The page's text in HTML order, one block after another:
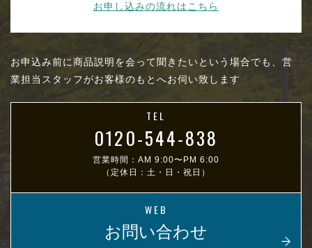
お申し込みの流れはこちら
お申込み前に商品説明を会って聞きたいという場合でも、営
業担当スタッフがお客様のもとへお伺い致します
TEL
0120-544-838
営業時間：AM 9:00〜PM 6:00
（定休日：土・日・祝日）
WEB
お問い合わせ